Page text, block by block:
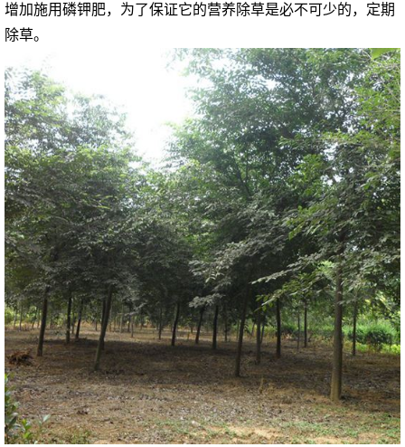
增加施用磷钾肥，为了保证它的营养除草是必不可少的，定期
除草。